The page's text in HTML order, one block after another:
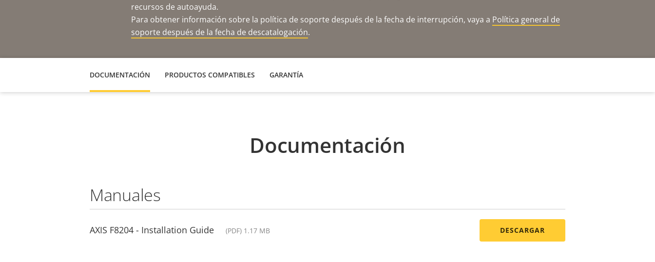
recursos de autoayuda.
Para obtener información sobre la política de soporte después de la fecha de interrupción, vaya a Política general de
soporte después de la fecha de descatalogación.
DOCUMENTACIÓN PRODUCTOS COMPATIBLES GARANTÍA
Documentación
Manuales
AXIS F8204 - Installation Guide (PDF) 1.17 MB DESCARGAR